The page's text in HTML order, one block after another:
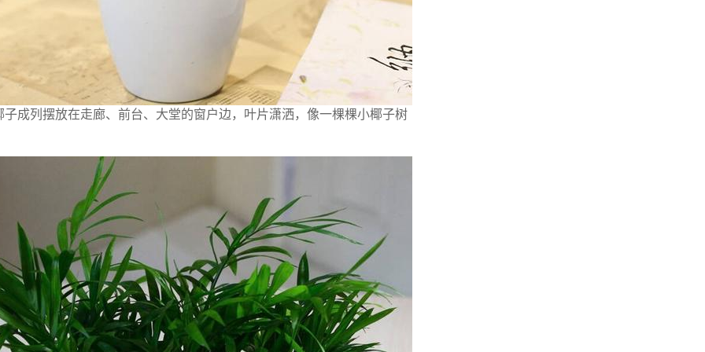
子成列摆放在走廊、前台、大堂的窗户边，叶片潇洒，像一棵棵小椰子树